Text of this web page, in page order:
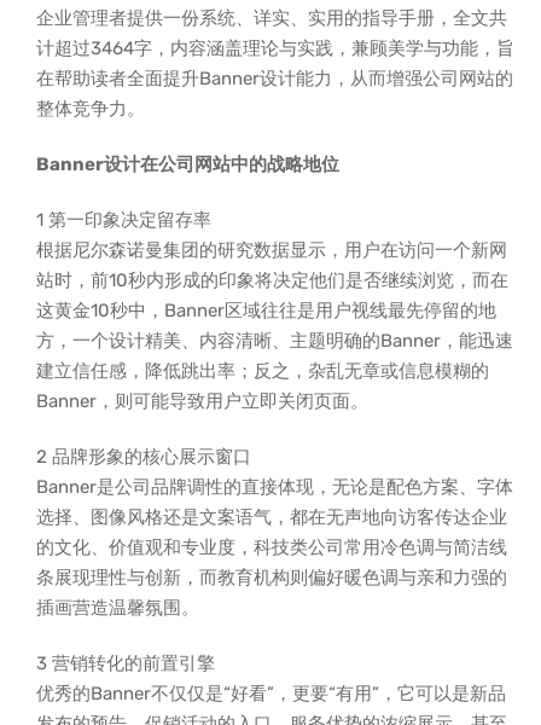
企业管理者提供一份系统、详实、实用的指导手册，全文共
计超过3464字，内容涵盖理论与实践，兼顾美学与功能，旨
在帮助读者全面提升Banner设计能力，从而增强公司网站的
整体竞争力。
Banner设计在公司网站中的战略地位
1 第一印象决定留存率
根据尼尔森诺曼集团的研究数据显示，用户在访问一个新网
站时，前10秒内形成的印象将决定他们是否继续浏览，而在
这黄金10秒中，Banner区域往往是用户视线最先停留的地
方，一个设计精美、内容清晰、主题明确的Banner，能迅速
建立信任感，降低跳出率；反之，杂乱无章或信息模糊的
Banner，则可能导致用户立即关闭页面。
2 品牌形象的核心展示窗口
Banner是公司品牌调性的直接体现，无论是配色方案、字体
选择、图像风格还是文案语气，都在无声地向访客传达企业
的文化、价值观和专业度，科技类公司常用冷色调与简洁线
条展现理性与创新，而教育机构则偏好暖色调与亲和力强的
插画营造温馨氛围。
3 营销转化的前置引擎
优秀的Banner不仅仅是“好看”，更要“有用”，它可以是新品